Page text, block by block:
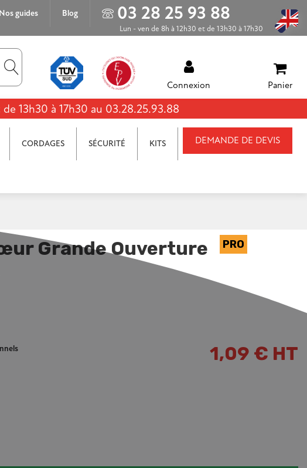
Nos guides Blog 03 28 25 93 88
Lun - ven de 8h à 12h30 et de 13h30 à 17h30
Connexion Panier
13h30 à 17h30 au 03.28.25.93.88
DEMANDE DE DEVIS
CORDAGES SÉCURITÉ KITS
Grande Ouverture
1,09 € HT